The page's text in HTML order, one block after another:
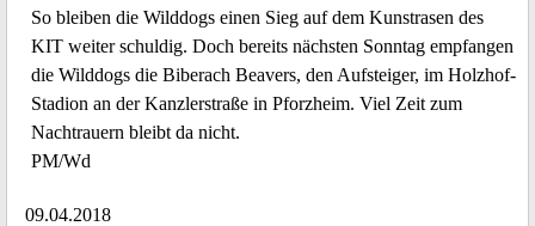
So bleiben die Wilddogs einen Sieg auf dem Kunstrasen des
KIT weiter schuldig. Doch bereits nächsten Sonntag empfangen
die Wilddogs die Biberach Beavers, den Aufsteiger, im Holzhof-
Stadion an der Kanzlerstraße in Pforzheim. Viel Zeit zum
Nachtrauern bleibt da nicht.
PM/Wd
09.04.2018